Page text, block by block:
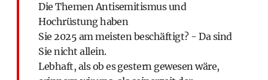
Die Themen Antisemitismus und
Hochrüstung haben
Sie 2025 am meisten beschäftigt? - Da sind
Sie nicht allein.
Lebhaft, als ob es gestern gewesen wäre,